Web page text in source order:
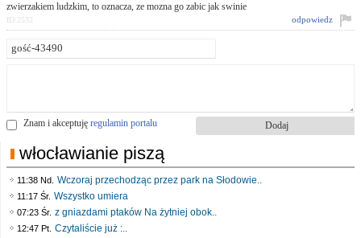
zwierzakiem ludzkim, to oznacza, ze mozna go zabic jak swinie
odpowiedz
ID:2532
Znam i akceptuję regulamin portalu
włocławianie piszą
11:38 Nd. Wczoraj przechodząc przez park na Słodowie..
11:17 Śr. Wszystko umiera
07:23 Śr. z gniazdami ptaków Na żytniej obok..
12:47 Pt. Czytaliście już :..